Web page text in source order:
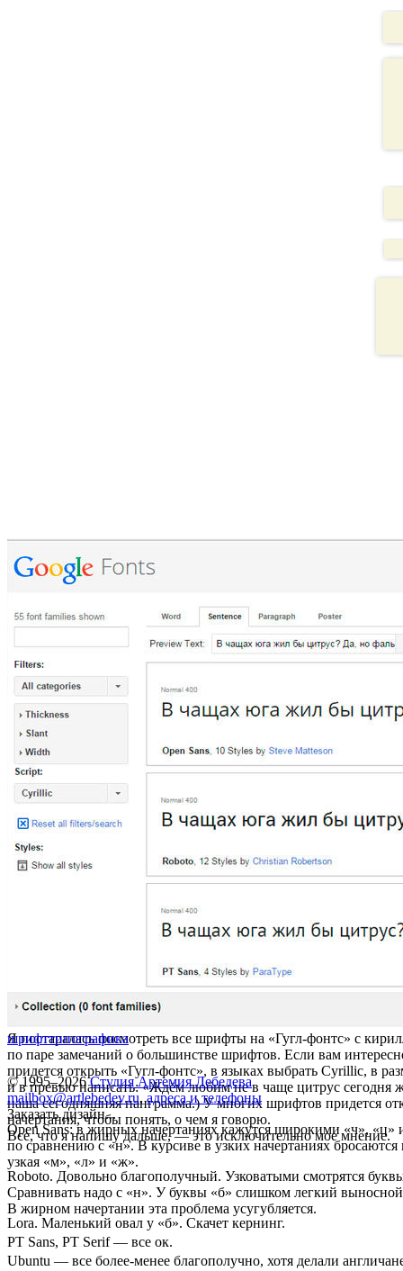
Я постаралась посмотреть все шрифты на «Гугл-фонтс» с
по паре замечаний о большинстве шрифтов. Если вам
придется открыть «Гугл-фонтс», в языках выбрать Cyrillic, в
и в превью написать: «Ждём любим не в чаще цитрус сегодня
наша сегодняшняя панграмма.) У многих шрифтов придется
начертания, чтобы понять, о чем я говорю.
Все, что я напишу дальше, — это исключительно мое мнение.
Open Sans: в жирных начертаниях кажутся широкими «ч», «ц»
по сравнению с «н». В курсиве в узких начертаниях бросаются
узкая «м», «л» и «ж».
Roboto. Довольно благополучный. Узковатыми смотрятся
Сравнивать надо с «н». У буквы «б» слишком легкий
В жирном начертании эта проблема усугубляется.
Lora. Маленький овал у «б». Скачет кернинг.
PT Sans, PT Serif — все ок.
Ubuntu — все более-менее благополучно, хотя делали
шрифттипографика
© 1995–2026 Студия Артемия Лебедева
mailbox@artlebedev.ru, адреса и телефоны
Заказать дизайн...